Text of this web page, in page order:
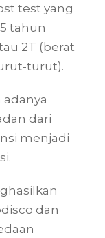
test yang
tahun
2T (berat
turut).
dari
menjadi
dan